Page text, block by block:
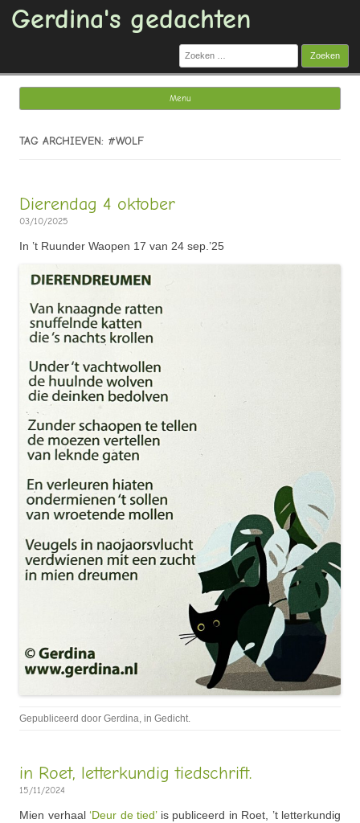
Gerdina's gedachten
Zoeken
naar:
Menu
TAG ARCHIEVEN: #WOLF
Dierendag 4 oktober
03/10/2025
In ’t Ruunder Waopen 17 van 24 sep.’25
Gepubliceerd door Gerdina, in Gedicht.
in Roet, letterkundig tiedschrift.
15/11/2024
Mien verhaal ‘Deur de tied’is publiceerd in Roet, ’t letterkundig